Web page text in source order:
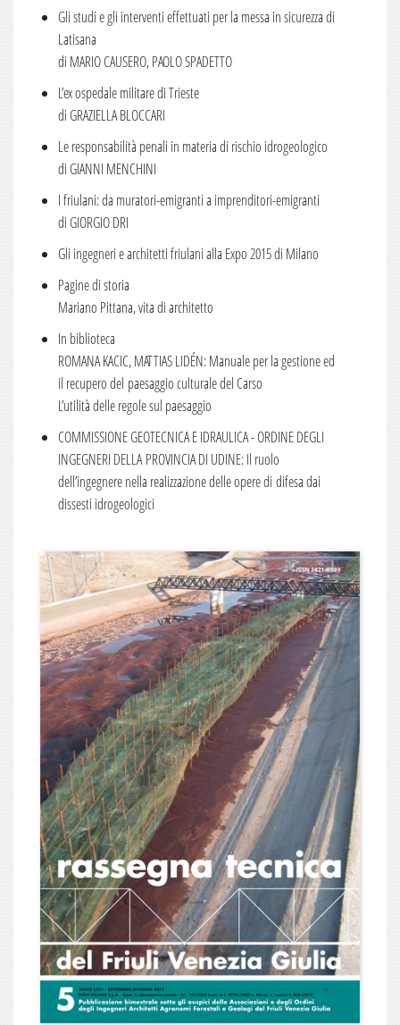
Numero 6
Numero 5
Numero 4
Numero 3
Numero 2
Numero 6
Numero 5
Numero 4
Numero 3
Numero 2
Numero 1
2013
Numero 6
Numero 5
Numero 3
Numero 2
Numero 1
2012
Numero 6
Numero 5
Numero 4
Numero 3
Numero 2
Numero 1
2011
Numero 6
Numero 5
Numero 4
Numero 3
Gli studi e gli interventi effettuati per la messa in sicurezza di
Latisana
di MARIO CAUSERO, PAOLO SPADETTO
L’ex ospedale militare di Trieste
di GRAZIELLA BLOCCARI
Le responsabilità penali in materia di rischio idrogeologico
di GIANNI MENCHINI
I friulani: da muratori-emigranti a imprenditori-emigranti
di GIORGIO DRI
Gli ingegneri e architetti friulani alla Expo 2015 di Milano
Pagine di storia
Mariano Pittana, vita di architetto
In biblioteca
ROMANA KACIC, MATTIAS LIDÉN: Manuale per la gestione ed
il recupero del paesaggio culturale del Carso
L’utilità delle regole sul paesaggio
COMMISSIONE GEOTECNICA E IDRAULICA - ORDINE DEGLI
INGEGNERI DELLA PROVINCIA DI UDINE: Il ruolo
dell’ingegnere nella realizzazione delle opere di difesa dai
dissesti idrogeologici